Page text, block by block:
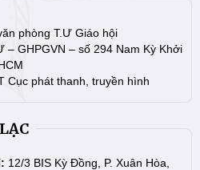
phòng T.Ư Giáo hội
– GHPGVN – số 294 Nam Kỳ Khởi
Cục phát thanh, truyền hình
12/3 BIS Kỳ Đồng, P. Xuân Hòa,